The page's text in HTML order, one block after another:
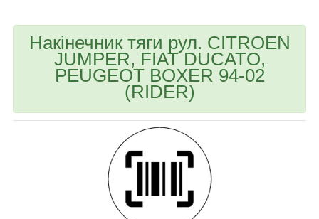
Накінечник тяги рул. CITROEN
JUMPER, FIAT DUCATO,
PEUGEOT BOXER 94-02
(RIDER)